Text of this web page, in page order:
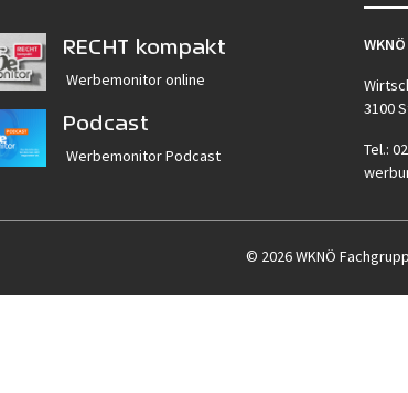
RECHT kompakt
Werbemonitor online
Podcast
Werbemonitor Podcast
3100
Tel.:
© 2026 WKNÖ